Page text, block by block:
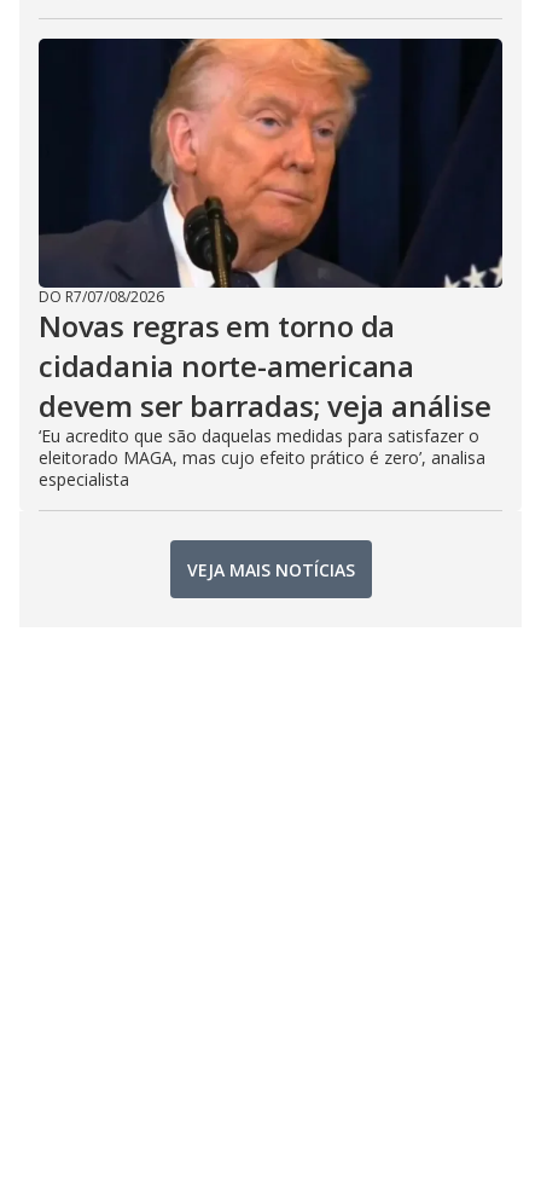
DO R7/07/08/2026
Novas regras em torno da
cidadania norte-americana
devem ser barradas; veja análise
‘Eu acredito que são daquelas medidas para satisfazer o
eleitorado MAGA, mas cujo efeito prático é zero’, analisa
especialista
VEJA MAIS NOTÍCIAS